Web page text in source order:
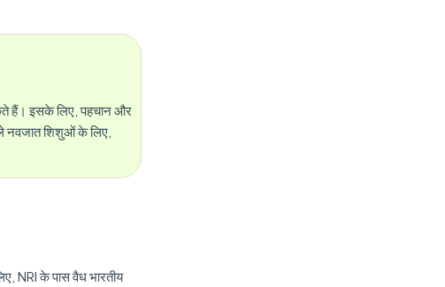
हैं। इसके लिए, पहचान और
नवजात शिशुओं के लिए,
NRI के पास वैध भारतीय